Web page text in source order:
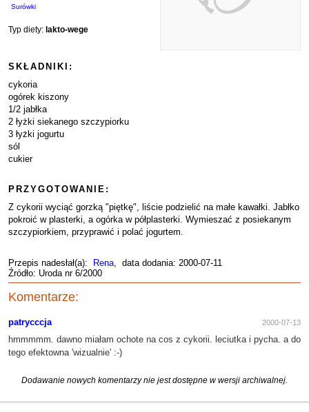
Surówki
Typ diety: lakto-wege
SKŁADNIKI:
cykoria
ogórek kiszony
1/2 jabłka
2 łyżki siekanego szczypiorku
3 łyżki jogurtu
sól
cukier
PRZYGOTOWANIE:
Z cykorii wyciąć gorzką "piętkę", liście podzielić na małe kawałki. Jabłko
pokroić w plasterki, a ogórka w półplasterki. Wymieszać z posiekanym
szczypiorkiem, przyprawić i polać jogurtem.
Przepis nadesłał(a): Rena, data dodania: 2000-07-11
Źródło: Uroda nr 6/2000
Komentarze:
patrycccja 2000-07-13
hmmmmm. dawno miałam ochote na cos z cykorii. leciutka i pycha. a do
tego efektowna 'wizualnie' :-)
Dodawanie nowych komentarzy nie jest dostępne w wersji archiwalnej.